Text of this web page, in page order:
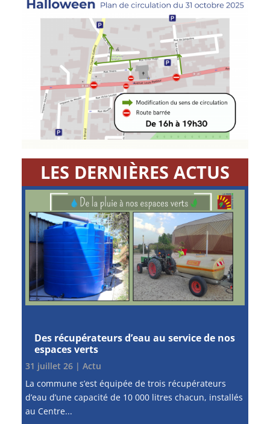
LES DERNIÈRES ACTUS
Des récupérateurs d’eau au service de nos
espaces verts
31 juillet 26| Actu
La commune s’est équipée de trois récupérateurs
d’eau d’une capacité de 10 000 litres chacun, installés
au Centre...